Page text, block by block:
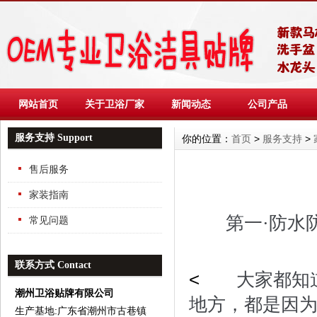
网站首页 关于卫浴厂家 新闻动态 公司产品
服务支持 Support
售后服务
家装指南
常见问题
联系方式 Contact
潮州卫浴贴牌有限公司
生产基地:广东省潮州市古巷镇
你的位置： 首页 > 服务支持 >
第一·防水
< 大家都知道
地方，都是因